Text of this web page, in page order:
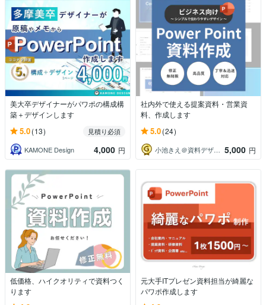
美大卒デザイナーがパワポの構成構
築＋デザインします
5.0(13)
見積り必須
KAMONE Design
4,000 円
社内外で使える提案資料・営業資
料、作成します
5.0(24)
小池きえ＠資料デザイン 5,000 円
低価格、ハイクオリティで資料つく
ります
元大手ITプレゼン資料担当が綺麗な
パワポ作成します